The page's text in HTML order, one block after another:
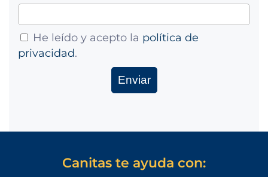
He leído y acepto la política de
privacidad.
Canitas te ayuda con: